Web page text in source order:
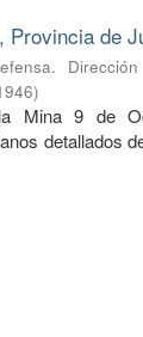
Provincia de
)
Mina 9 de
detallados